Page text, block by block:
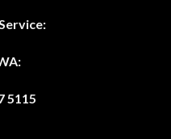
5115